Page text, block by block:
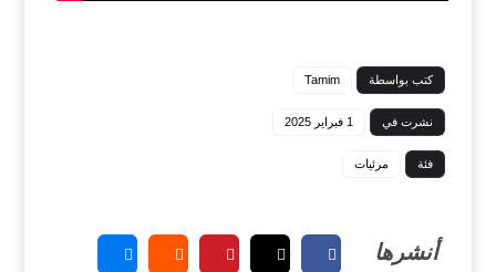
كتب بواسطة Tamim
نشرت في 1 فبراير 2025
فئة مرئيات